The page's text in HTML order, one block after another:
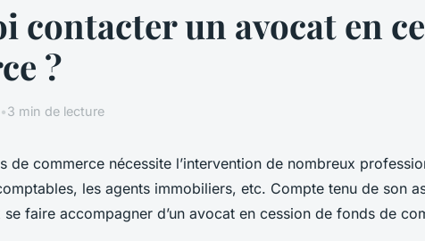
contacter un avocat en
?
•3 min de lecture
de commerce nécessite l’intervention de nombreux
les agents immobiliers, etc. Compte tenu de son
faire accompagner d’un avocat en cession de fonds de